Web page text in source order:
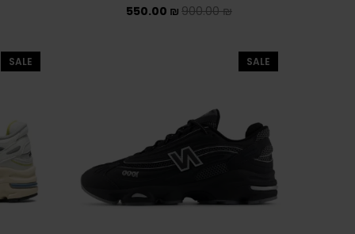
ASICS X NEEDLES EX89
BRANDS
900.00₪
550.00 ₪
SALE
SALE